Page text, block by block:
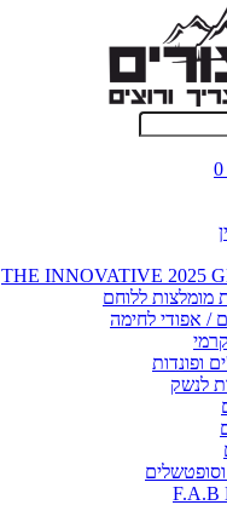
0
THE INNOVATIVE 2025
מומלצות ללוחם
/ אפודי לחימה
ופונדות
לנשק
וסופטשלים
F.A.B